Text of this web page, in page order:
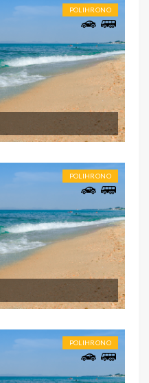
POLIHRONO
POLIHRONO
POLIHRONO